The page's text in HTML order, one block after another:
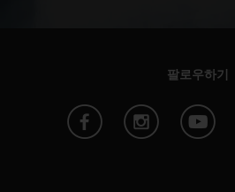
팔로우하기